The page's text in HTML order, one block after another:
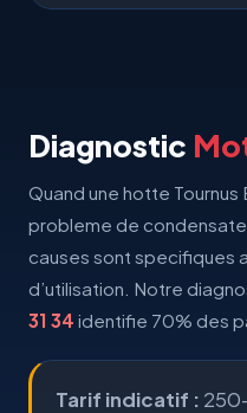
Diagnostic
Quand une hotte
probleme de
causes sont specifiques
d’utilisation. Notre
31 34 identifie 70% des
Tarif indicatif :